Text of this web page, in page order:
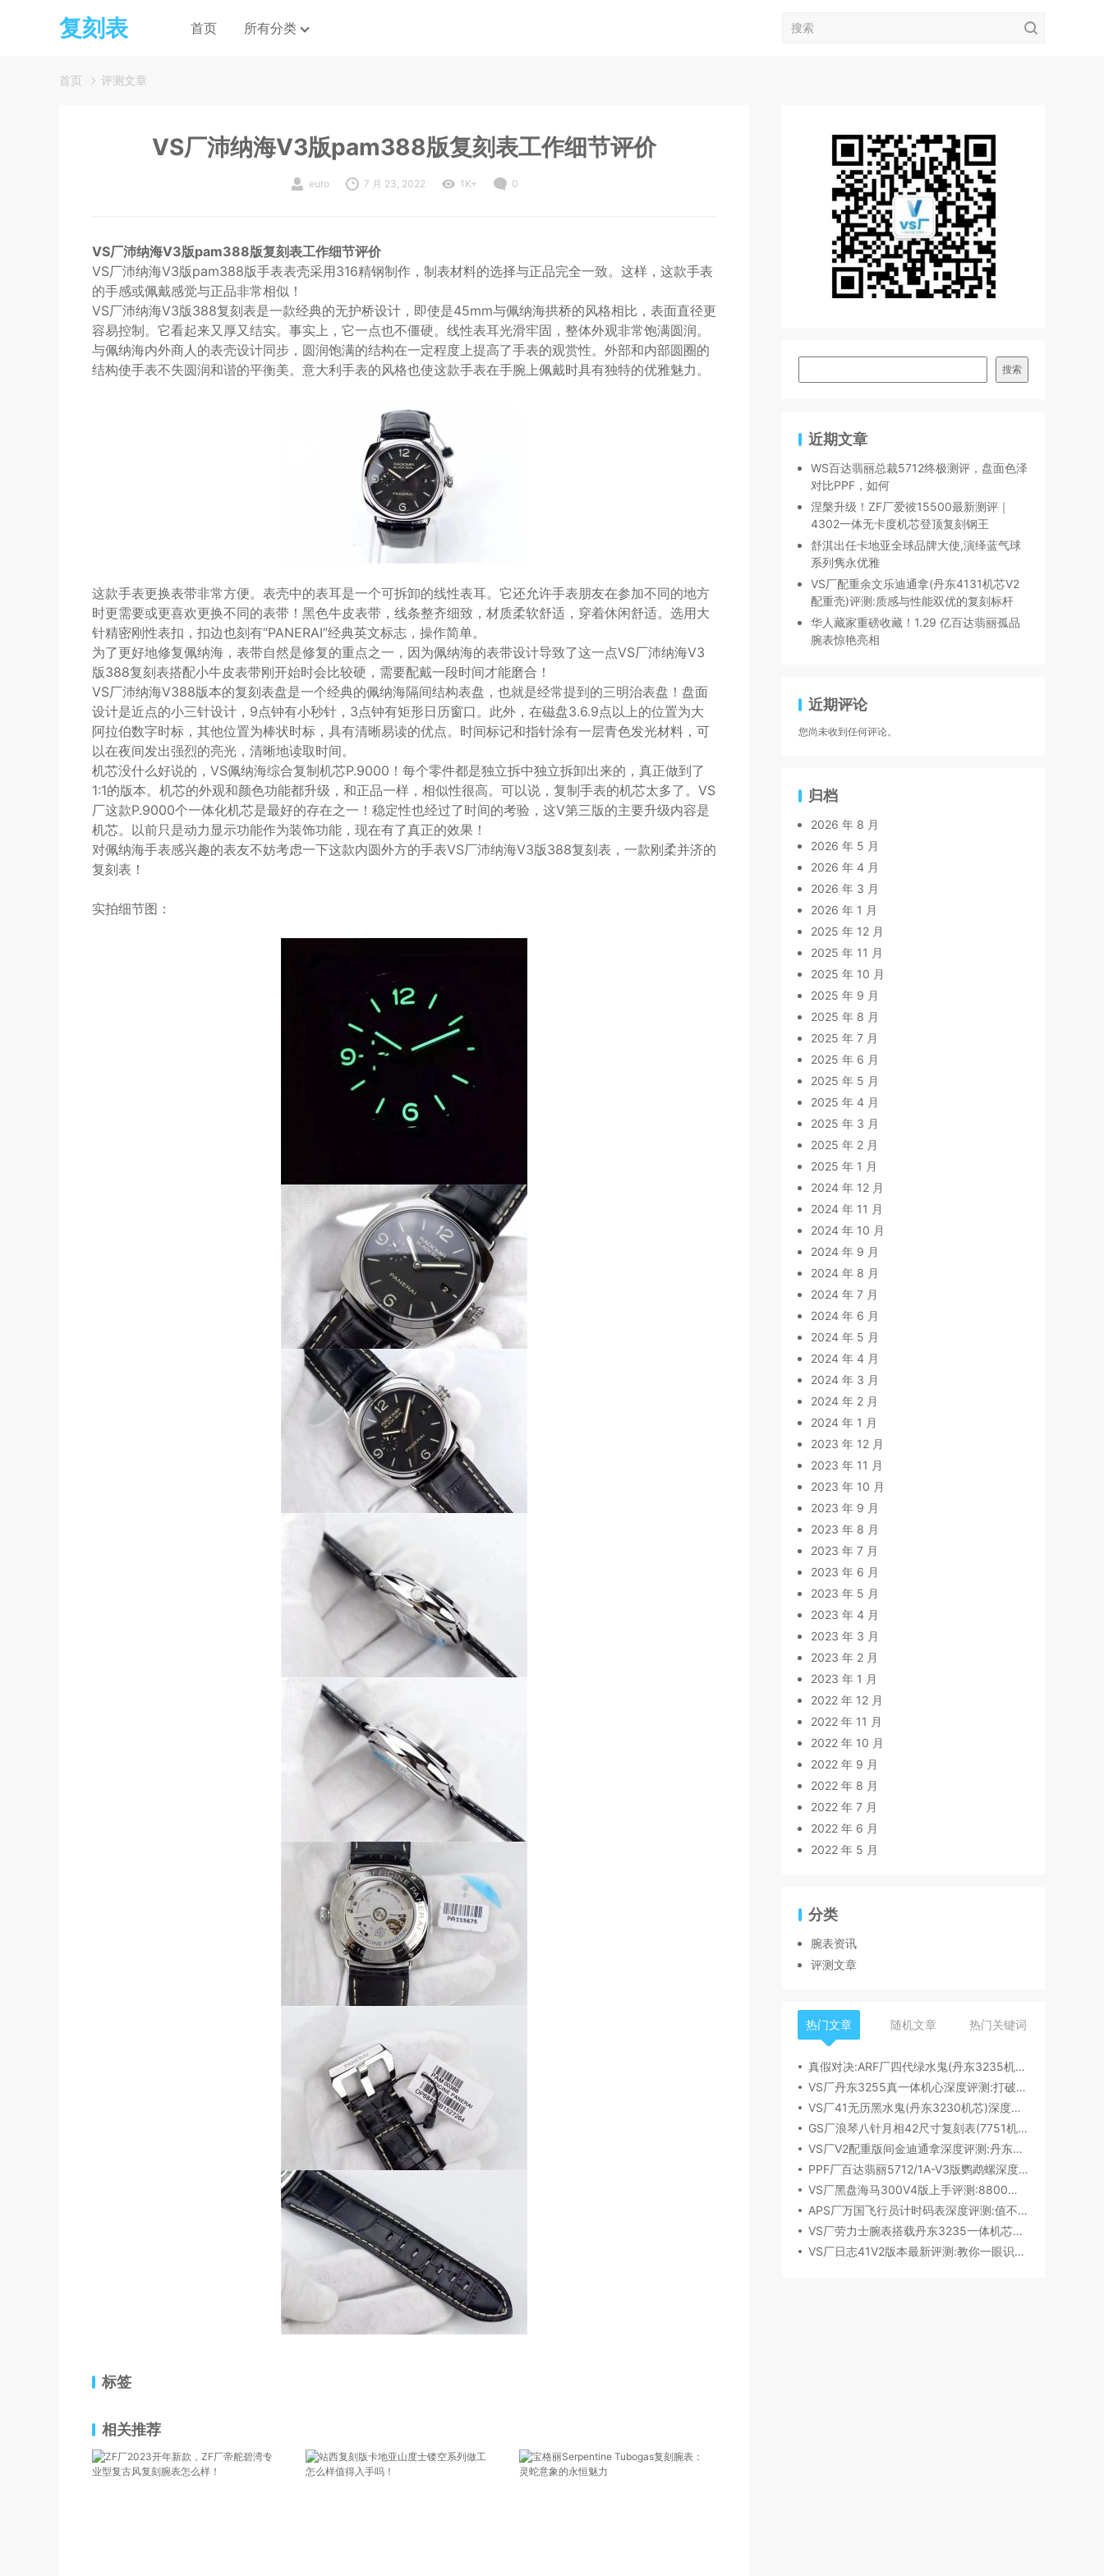
复刻表 首页 所有分类
首页 评测文章
VS厂沛纳海V3版pam388版复刻表工作细节评价
euro 7 月 23, 2022 1K+ 0
VS厂沛纳海V3版pam388版复刻表工作细节评价
VS厂沛纳海V3版pam388版手表表壳采用316精钢制作，制表材料的选择与正品完全一致。这样，这款手表
的手感或佩戴感觉与正品非常相似！
VS厂沛纳海V3版388复刻表是一款经典的无护桥设计，即使是45mm与佩纳海拱桥的风格相比，表面直径更
容易控制。它看起来又厚又结实。事实上，它一点也不僵硬。线性表耳光滑牢固，整体外观非常饱满圆润。
与佩纳海内外商人的表壳设计同步，圆润饱满的结构在一定程度上提高了手表的观赏性。外部和内部圆圈的
结构使手表不失圆润和谐的平衡美。意大利手表的风格也使这款手表在手腕上佩戴时具有独特的优雅魅力。
这款手表更换表带非常方便。表壳中的表耳是一个可拆卸的线性表耳。它还允许手表朋友在参加不同的地方
时更需要或更喜欢更换不同的表带！黑色牛皮表带，线条整齐细致，材质柔软舒适，穿着休闲舒适。选用大
针精密刚性表扣，扣边也刻有“PANERAI”经典英文标志，操作简单。
为了更好地修复佩纳海，表带自然是修复的重点之一，因为佩纳海的表带设计导致了这一点VS厂沛纳海V3
版388复刻表搭配小牛皮表带刚开始时会比较硬，需要配戴一段时间才能磨合！
VS厂沛纳海V388版本的复刻表盘是一个经典的佩纳海隔间结构表盘，也就是经常提到的三明治表盘！盘面
设计是近点的小三针设计，9点钟有小秒针，3点钟有矩形日历窗口。此外，在磁盘3.6.9点以上的位置为大
阿拉伯数字时标，其他位置为棒状时标，具有清晰易读的优点。时间标记和指针涂有一层青色发光材料，可
以在夜间发出强烈的亮光，清晰地读取时间。
机芯没什么好说的，VS佩纳海综合复制机芯P.9000！每个零件都是独立拆中独立拆卸出来的，真正做到了
1:1的版本。机芯的外观和颜色功能都升级，和正品一样，相似性很高。可以说，复制手表的机芯太多了。VS
厂这款P.9000个一体化机芯是最好的存在之一！稳定性也经过了时间的考验，这V第三版的主要升级内容是
机芯。以前只是动力显示功能作为装饰功能，现在有了真正的效果！
对佩纳海手表感兴趣的表友不妨考虑一下这款内圆外方的手表VS厂沛纳海V3版388复刻表，一款刚柔并济的
复刻表！
实拍细节图：
标签
相关推荐
搜索
近期文章
WS百达翡丽总裁5712终极测评，盘面色泽
对比PPF，如何
涅槃升级！ZF厂爱彼15500最新测评｜
4302一体无卡度机芯登顶复刻钢王
舒淇出任卡地亚全球品牌大使,演绎蓝气球
系列隽永优雅
VS厂配重余文乐迪通拿(丹东4131机芯V2
配重壳)评测:质感与性能双优的复刻标杆
华人藏家重磅收藏！1.29 亿百达翡丽孤品
腕表惊艳亮相
近期评论
您尚未收到任何评论。
归档
2026 年 8 月
2026 年 5 月
2026 年 4 月
2026 年 3 月
2026 年 1 月
2025 年 12 月
2025 年 11 月
2025 年 10 月
2025 年 9 月
2025 年 8 月
2025 年 7 月
2025 年 6 月
2025 年 5 月
2025 年 4 月
2025 年 3 月
2025 年 2 月
2025 年 1 月
2024 年 12 月
2024 年 11 月
2024 年 10 月
2024 年 9 月
2024 年 8 月
2024 年 7 月
2024 年 6 月
2024 年 5 月
2024 年 4 月
2024 年 3 月
2024 年 2 月
2024 年 1 月
2023 年 12 月
2023 年 11 月
2023 年 10 月
2023 年 9 月
2023 年 8 月
2023 年 7 月
2023 年 6 月
2023 年 5 月
2023 年 4 月
2023 年 3 月
2023 年 2 月
2023 年 1 月
2022 年 12 月
2022 年 11 月
2022 年 10 月
2022 年 9 月
2022 年 8 月
2022 年 7 月
2022 年 6 月
2022 年 5 月
分类
腕表资讯
评测文章
热门文章 随机文章 热门关键词
真假对决:ARF厂四代绿水鬼(丹东3235机芯)深度评测
VS厂丹东3255真一体机心深度评测:打破市场乱象,重塑复刻机芯新标杆​
VS厂41无历黑水鬼(丹东3230机芯)深度评测:性能与破绽全解析
GS厂浪琴八针月相42尺寸复刻表(7751机芯)细节全析
VS厂V2配重版间金迪通拿深度评测:丹东4131机芯加持下的165克精密之作​
PPF厂百达翡丽5712/1A-V3版鹦鹉螺深度评测:细节升级直击正品
VS厂黑盘海马300V4版上手评测:8800一体机芯加持,复刻天花板实至名归?
APS厂万国飞行员计时码表深度评测:值不值得入手？
VS厂劳力士腕表搭载丹东3235一体机芯深度评测
VS厂日志41V2版本最新评测:教你一眼识破假VS